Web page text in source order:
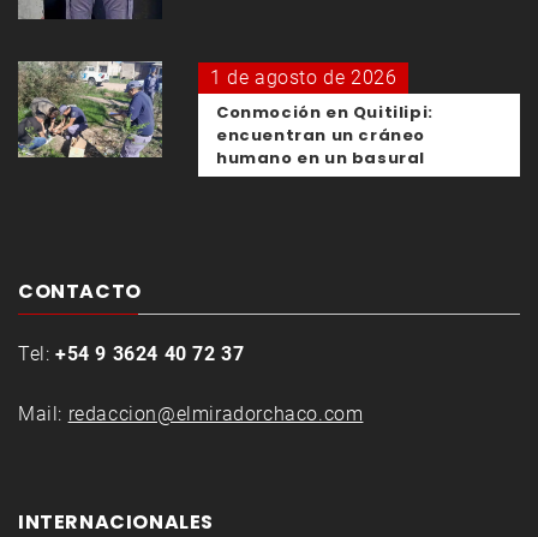
1 de agosto de 2026
Conmoción en Quitilipi:
encuentran un cráneo
humano en un basural
CONTACTO
Tel: +54 9 3624 40 72 37
Mail: redaccion@elmiradorchaco.com
INTERNACIONALES